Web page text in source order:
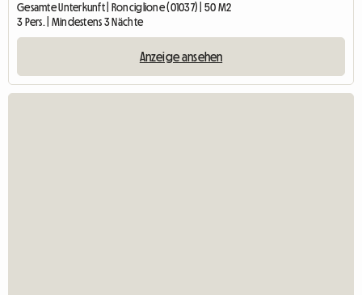
Gesamte Unterkunft | Ronciglione (01037) | 50 M2
3 Pers. | Mindestens 3 Nächte
Anzeige ansehen